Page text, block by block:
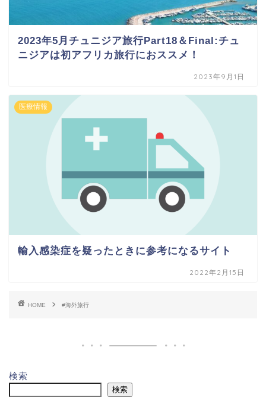
2023年5月チュニジア旅行Part18＆Final:チュ
ニジアは初アフリカ旅行におススメ！
2023年9月1日
医療情報
輸入感染症を疑ったときに参考になるサイト
2022年2月15日
HOME #海外旅行
検索
検索